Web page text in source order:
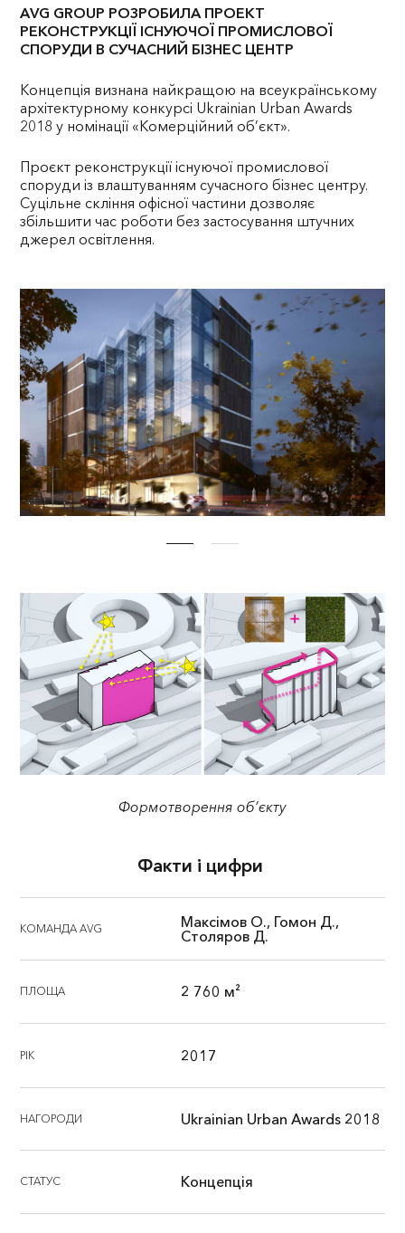
AVG GROUP РОЗРОБИЛА ПРОЕКТ
РЕКОНСТРУКЦІЇ ІСНУЮЧОЇ ПРОМИСЛОВОЇ
СПОРУДИ В СУЧАСНИЙ БІЗНЕС ЦЕНТР
Концепція визнана найкращою на всеукраїнському
архітектурному конкурсі Ukrainian Urban Awards
2018 у номінації «Комерційний об’єкт».
Проєкт реконструкції існуючої промислової
споруди із влаштуванням сучасного бізнес центру.
Суцільне скління офісної частини дозволяє
збільшити час роботи без застосування штучних
джерел освітлення.
Формотворення об’єкту
Факти і цифри
КОМАНДА AVG
Максімов О., Гомон Д.,
Столяров Д.
ПЛОЩА 2 760 м²
РІК 2017
НАГОРОДИ Ukrainian Urban Awards 2018
СТАТУС Концепція